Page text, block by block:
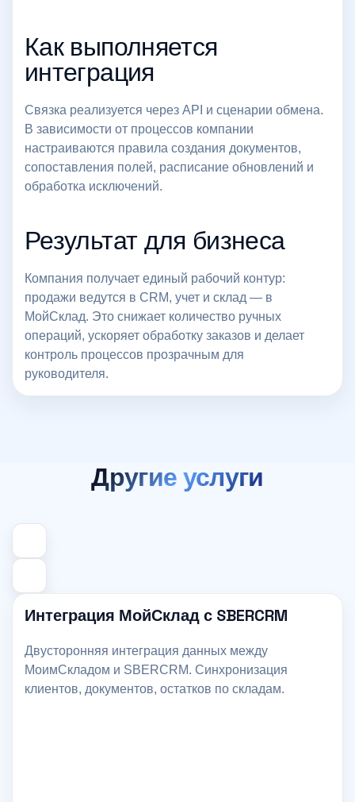
Как выполняется
интеграция
Связка реализуется через API и сценарии обмена.
В зависимости от процессов компании
настраиваются правила создания документов,
сопоставления полей, расписание обновлений и
обработка исключений.
Результат для бизнеса
Компания получает единый рабочий контур:
продажи ведутся в CRM, учет и склад — в
МойСклад. Это снижает количество ручных
операций, ускоряет обработку заказов и делает
контроль процессов прозрачным для
руководителя.
Другие услуги
Интеграция МойСклад с SBERCRM
Двусторонняя интеграция данных между
МоимСкладом и SBERCRM. Синхронизация
клиентов, документов, остатков по складам.